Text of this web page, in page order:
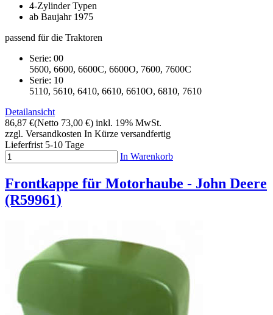
4-Zylinder Typen
ab Baujahr 1975
passend für die Traktoren
Serie: 00
5600, 6600, 6600C, 6600O, 7600, 7600C
Serie: 10
5110, 5610, 6410, 6610, 6610O, 6810, 7610
Detailansicht
86,87 €(Netto 73,00 €) inkl. 19% MwSt.
zzgl. Versandkosten In Kürze versandfertig
Lieferfrist 5-10 Tage
In Warenkorb
Frontkappe für Motorhaube - John Deere
(R59961)